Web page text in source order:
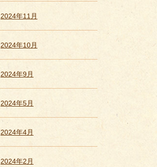
2024年11月
2024年10月
2024年9月
2024年5月
2024年4月
2024年2月